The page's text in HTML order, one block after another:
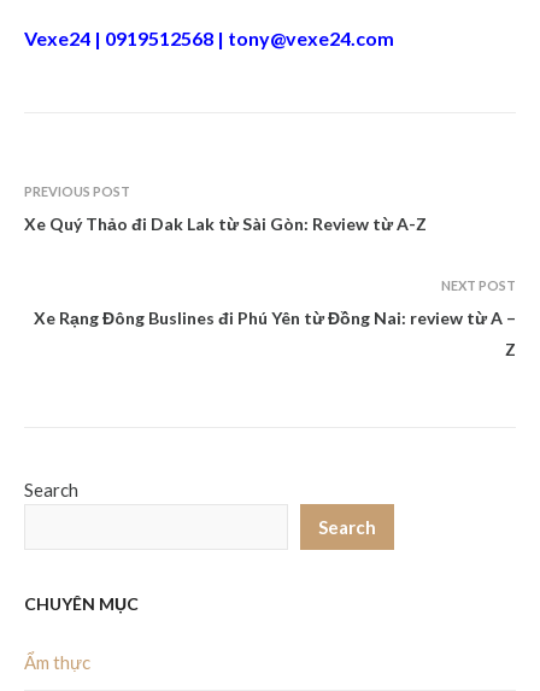
Vexe24 | 0919512568 | tony@vexe24.com
PREVIOUS POST
Xe Quý Thảo đi Dak Lak từ Sài Gòn: Review từ A-Z
NEXT POST
Xe Rạng Đông Buslines đi Phú Yên từ Đồng Nai: review từ A –
Z
Search
Search
CHUYÊN MỤC
Ẩm thực